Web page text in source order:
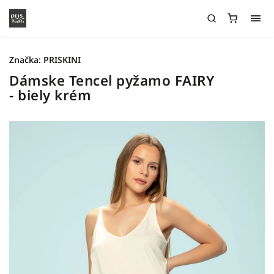
Dámske Tencel pyžamo FAIRY
- biely krém
Značka: PRISKINI